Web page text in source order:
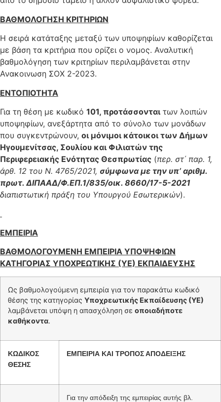
ΒΑΘΜΟΛΟΓΗΣΗ ΚΡΙΤΗΡΙΩΝ
Η σειρά κατάταξης μεταξύ των υποψηφίων καθορίζεται
με βάση τα κριτήρια που ορίζει ο νομος. Αναλυτική
βαθμολόγηση των κριτηρίων περιλαμβάνεται στην
Ανακοινωση ΣΟΧ 2-2023.
ΕΝΤΟΠΙΟΤΗΤΑ
Για τη θέση με κωδικό 101, προτάσσονται των λοιπών
υποψηφίων, ανεξάρτητα από το σύνολο των μονάδων
που συγκεντρώνουν, οι μόνιμοι κάτοικοι των Δήμων
Ηγουμενίτσας, Σουλίου και Φιλιατών της
Περιφερειακής Ενότητας Θεσπρωτίας (περ. στ΄ παρ. 1,
άρθ. 12 του Ν. 4765/2021, σύμφωνα με την υπ’ αριθμ.
πρωτ. ΔΙΠΑΑΔ/Φ.ΕΠ.1/835/οικ. 8660/17-5-2021
διαπιστωτική πράξη του Υπουργού Εσωτερικών).
ΕΜΠΕΙΡΙΑ
ΒΑΘΜΟΛΟΓΟΥΜΕΝΗ ΕΜΠΕΙΡΙΑ ΥΠΟΨΗΦΙΩΝ
ΚΑΤΗΓΟΡΙΑΣ ΥΠΟΧΡΕΩΤΙΚΗΣ (ΥΕ) ΕΚΠΑΙΔΕΥΣΗΣ
Ως βαθμολογούμενη εμπειρία για τον παρακάτω κωδικό
θέσης της κατηγορίας Υποχρεωτικής Εκπαίδευσης (ΥΕ)
λαμβάνεται υπόψη η απασχόληση σε οποιαδήποτε
καθήκοντα.
ΚΩΔΙΚΟΣ
ΘΕΣΗΣ
ΕΜΠΕΙΡΙΑ ΚΑΙ ΤΡΟΠΟΣ ΑΠΟΔΕΙΞΗΣ
Για την απόδειξη της εμπειρίας αυτής βλ.